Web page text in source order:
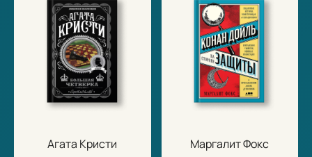
Агата Кристи
Маргалит Фокс